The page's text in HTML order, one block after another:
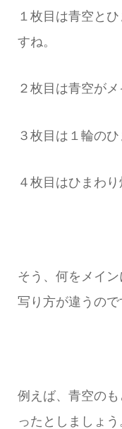
１枚目は青空と
すね。
２枚目は青空がメ
３枚目は１輪の
４枚目はひまわり
そう、何をメイ
写り方が違うので
例えば、青空の
ったとしましょう